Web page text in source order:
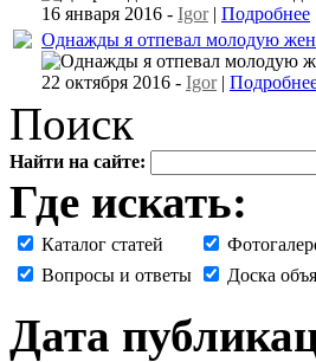
16 января 2016 - Igor| Подробнее
Однажды я отпевал молодую
22 октября 2016 - Igor|
Поиск
Найти на сайте:
Где искать:
Каталог статей
Вопросы и ответы
Доска
Дата